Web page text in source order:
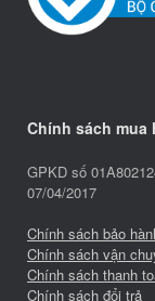
Chính sách mua
GPKD số
07/04/2017
Chính sách bảo
Chính sách vận
Chính sách thanh
Chính sách đổi trả